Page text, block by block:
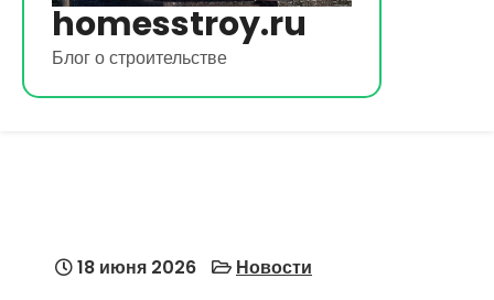
homesstroy.ru
Блог о строительстве
18 июня 2026 Новости